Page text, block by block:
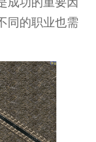
成功的重要因
同的职业也需